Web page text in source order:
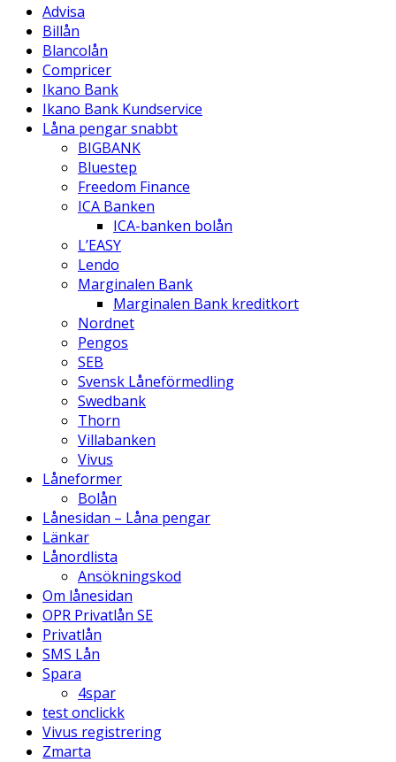
Advisa
Billån
Blancolån
Compricer
Ikano Bank
Ikano Bank Kundservice
Låna pengar snabbt
BIGBANK
Bluestep
Freedom Finance
ICA Banken
ICA-banken bolån
L’EASY
Lendo
Marginalen Bank
Marginalen Bank kreditkort
Nordnet
Pengos
SEB
Svensk Låneförmedling
Swedbank
Thorn
Villabanken
Vivus
Låneformer
Bolån
Lånesidan – Låna pengar
Länkar
Lånordlista
Ansökningskod
Om lånesidan
OPR Privatlån SE
Privatlån
SMS Lån
Spara
4spar
test onclickk
Vivus registrering
Zmarta